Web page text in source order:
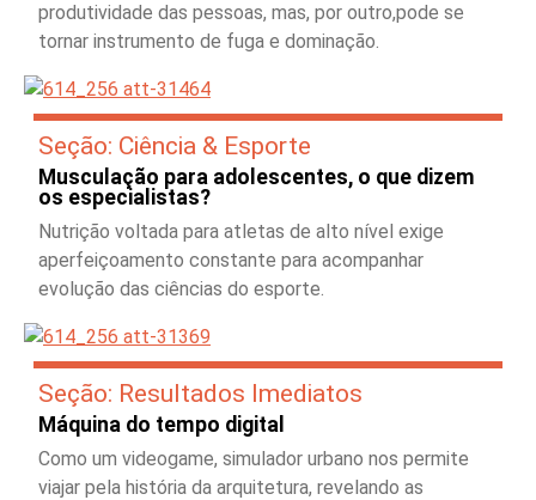
produtividade das pessoas, mas, por outro,pode se
tornar instrumento de fuga e dominação.
Seção: Ciência & Esporte
Musculação para adolescentes, o que dizem
os especialistas?
Nutrição voltada para atletas de alto nível exige
aperfeiçoamento constante para acompanhar
evolução das ciências do esporte.
Seção: Resultados Imediatos
Máquina do tempo digital
Como um videogame, simulador urbano nos permite
viajar pela história da arquitetura, revelando as